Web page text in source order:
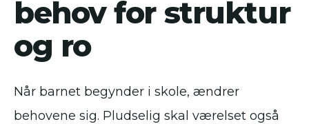
behov for struktur
og ro
Når barnet begynder i skole, ændrer
behovene sig. Pludselig skal værelset også